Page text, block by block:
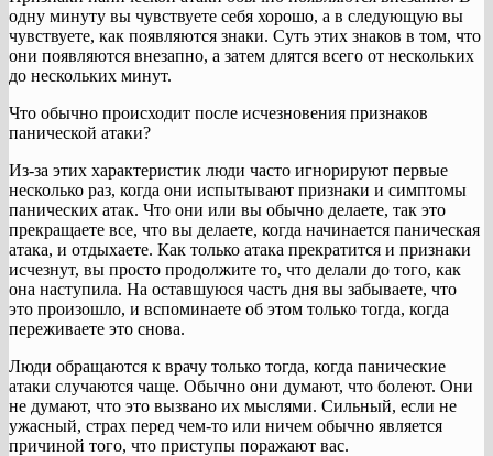
одну минуту вы чувствуете себя хорошо, а в следующую вы
чувствуете, как появляются знаки. Суть этих знаков в том, что
они появляются внезапно, а затем длятся всего от нескольких
до нескольких минут.
Что обычно происходит после исчезновения признаков
панической атаки?
Из-за этих характеристик люди часто игнорируют первые
несколько раз, когда они испытывают признаки и симптомы
панических атак. Что они или вы обычно делаете, так это
прекращаете все, что вы делаете, когда начинается паническая
атака, и отдыхаете. Как только атака прекратится и признаки
исчезнут, вы просто продолжите то, что делали до того, как
она наступила. На оставшуюся часть дня вы забываете, что
это произошло, и вспоминаете об этом только тогда, когда
переживаете это снова.
Люди обращаются к врачу только тогда, когда панические
атаки случаются чаще. Обычно они думают, что болеют. Они
не думают, что это вызвано их мыслями. Сильный, если не
ужасный, страх перед чем-то или ничем обычно является
причиной того, что приступы поражают вас.